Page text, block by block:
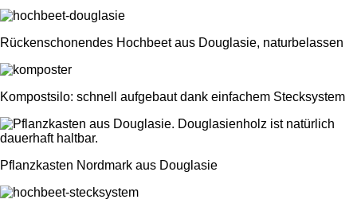
Rückenschonendes Hochbeet aus Douglasie, naturbelassen
Kompostsilo: schnell aufgebaut dank einfachem Stecksystem
Pflanzkasten Nordmark aus Douglasie